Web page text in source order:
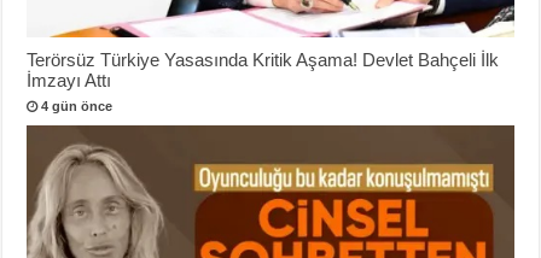
Terörsüz Türkiye Yasasında Kritik Aşama! Devlet Bahçeli İlk
İmzayı Attı
4 gün önce